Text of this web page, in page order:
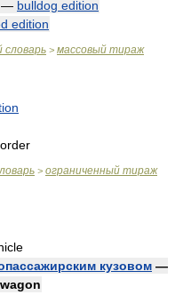
— bulldog edition
edition
словарь > массовый тираж
> ограниченный тираж
кузовом —